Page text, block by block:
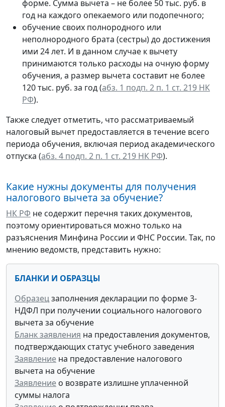
форме. Сумма вычета – не более 50 тыс. руб. в
год на каждого опекаемого или подопечного;
обучение своих полнородного или
неполнородного брата (сестры) до достижения
ими 24 лет. И в данном случае к вычету
принимаются только расходы на очную форму
обучения, а размер вычета составит не более
120 тыс. руб. за год (абз. 1 подп. 2 п. 1 ст. 219 НК
РФ).
Также следует отметить, что рассматриваемый
налоговый вычет предоставляется в течение всего
периода обучения, включая период академического
отпуска (абз. 4 подп. 2 п. 1 ст. 219 НК РФ).
Какие нужны документы для получения
налогового вычета за обучение?
НК РФ не содержит перечня таких документов,
поэтому ориентироваться можно только на
разъяснения Минфина России и ФНС России. Так, по
мнению ведомств, представить нужно:
БЛАНКИ И ОБРАЗЦЫ
Образецзаполнения декларации по форме 3-
НДФЛ при получении социального налогового
вычета за обучение
Бланк заявления на предоставления документов,
подтверждающих статус учебного заведения
Заявление на предоставление налогового
вычета на обучение
Заявление о возврате излишне уплаченной
суммы налога